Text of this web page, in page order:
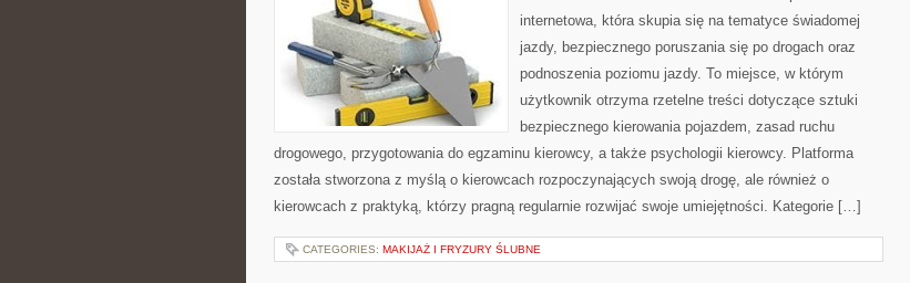
internetowa, która skupia się na tematyce świadomej
jazdy, bezpiecznego poruszania się po drogach oraz
podnoszenia poziomu jazdy. To miejsce, w którym
użytkownik otrzyma rzetelne treści dotyczące sztuki
bezpiecznego kierowania pojazdem, zasad ruchu
drogowego, przygotowania do egzaminu kierowcy, a także psychologii kierowcy. Platforma
została stworzona z myślą o kierowcach rozpoczynających swoją drogę, ale również o
kierowcach z praktyką, którzy pragną regularnie rozwijać swoje umiejętności. Kategorie […]
CATEGORIES: MAKIJAŻ I FRYZURY ŚLUBNE